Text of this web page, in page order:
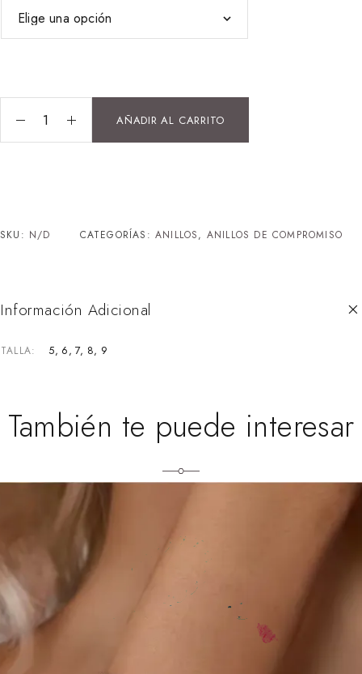
AÑADIR AL CARRITO
SKU: N/D CATEGORÍAS:ANILLOS, ANILLOS DE COMPROMISO
Información Adicional
TALLA 5, 6, 7, 8, 9
También te puede interesar